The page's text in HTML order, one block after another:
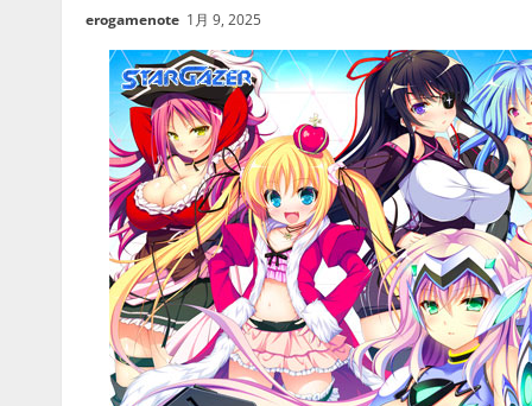
erogamenote 1月 9, 2025